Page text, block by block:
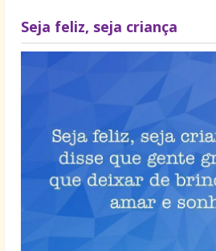
Seja feliz, seja criança